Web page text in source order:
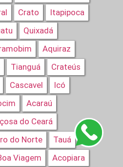
Crato
Itapipoca
Quixadá
Aquiraz
Tianguá
Crateús
Cascavel
Icó
Acaraú
do Ceará
do Norte
Tauá
Viagem Acopiara